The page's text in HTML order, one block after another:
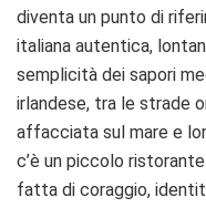
diventa un punto di
italiana autentica,
semplicità dei sapori
irlandese, tra le strade
affacciata sul mare e
c’è un piccolo
fatta di coraggio,